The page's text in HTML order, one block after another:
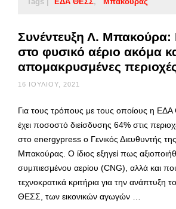
Συνέντευξη Λ.
στο φυσικό αέριο ακόμα
απομακρυσμένες
16 ΙΟΥΛΊΟΥ, 2021
Για τους τρόπους με τους οποίους η
έχει ποσοστό διείσδυσης 64% στις
στο energypress ο Γενικός Διευθυντής της
Μπακούρας. Ο ίδιος εξηγεί πως
συμπιεσμένου αερίου (CNG), αλλά και
τεχνοκρατικά κριτήρια για την ανάπτυξη
ΘΕΣΣ, των εικονικών αγωγών …